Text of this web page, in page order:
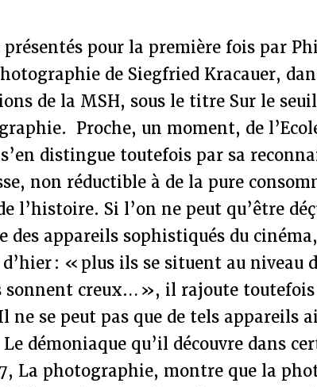
présentés pour la première fois par
de Siegfried Kracauer,
de la MSH, sous le titre Sur le
Proche, un moment, de
distingue toutefois par sa
non réductible à de la pure
l’histoire. Si l’on ne peut qu’être
des appareils sophistiqués du
: « plus ils se situent au niveau
creux… », il rajoute toutefois
ne se peut pas que de tels appareils
démoniaque qu’il découvre dans
La photographie, montre que la